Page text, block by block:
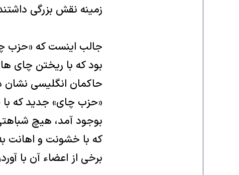
زمینه نقش بزرگی
جالب اینست که «حزب
بود که با ریختن چای
حاکمان انگلیسی نشان
«حزب چای» جدید که با
بوجود آمد، هیچ
که با خشونت و اهانت
برخی از اعضاء آن با